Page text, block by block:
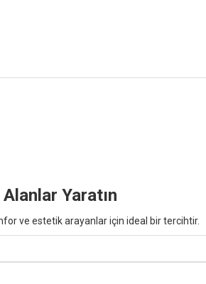
Yaratın
ve estetik arayanlar için ideal bir tercihtir.